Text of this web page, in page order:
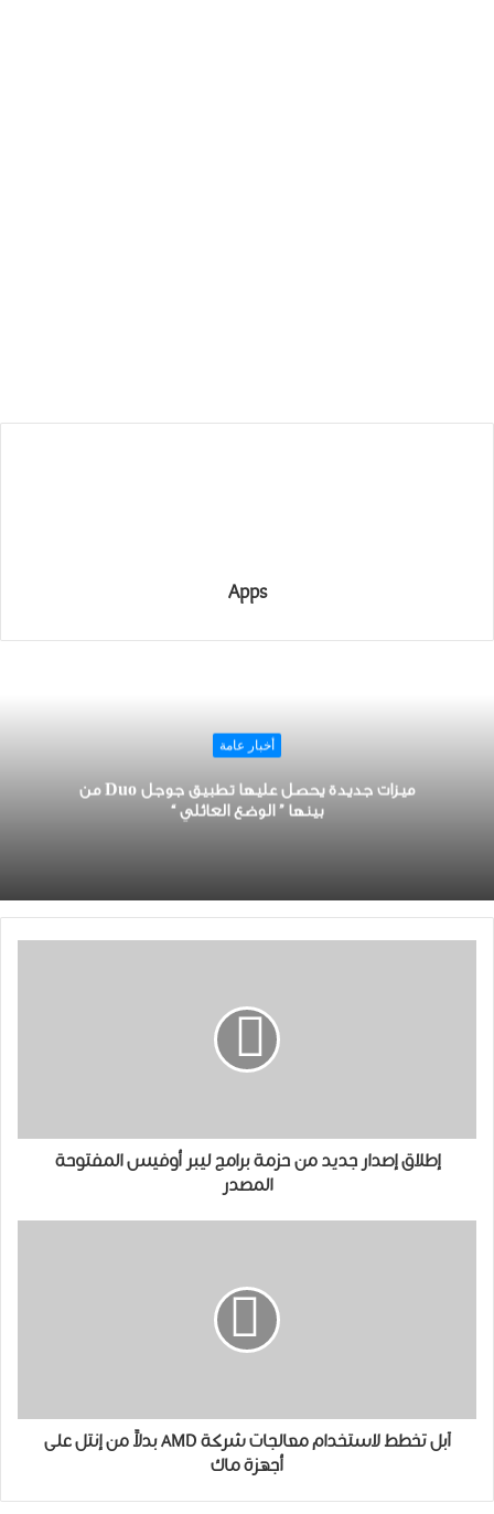
Apps
أخبار عامة
ميزات جديدة يحصل عليها تطبيق ﺟﻮﺟﻞ Duo من
بينها ” ﺍﻟﻮﺿﻊ ﺍﻟﻌﺎﺋﻠﻲ “
ﺇطلاق إﺻﺪﺍﺭ ﺟﺪﻳﺪ ﻣﻦ ﺣﺰﻣﺔ برامج ﻟﻴﺒﺮ ﺃﻭﻓﻴﺲ ﺍﻟﻤﻔﺘﻮﺣﺔ
ﺍﻟﻤﺼﺪﺭ
آبل ﺗﺨﻄﻂ لاستخدام ﻣﻌﺎﻟﺠﺎﺕ ﺷﺮﻛﺔ AMD بدلاً من إنتل على
أﺟﻬﺰﺓ ﻣﺎﻙ